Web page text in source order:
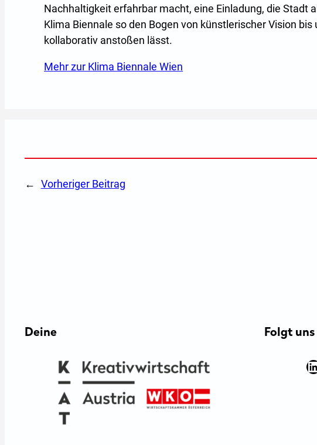
Nachhaltigkeit erfahrbar macht, eine Einladung, die
Klima Biennale so den Bogen von künstlerischer Vision
kollaborativ anstoßen lässt.
Mehr zur Klima Biennale Wien
← Vorheriger Beitrag
Deine Folgt uns
LinkedIn